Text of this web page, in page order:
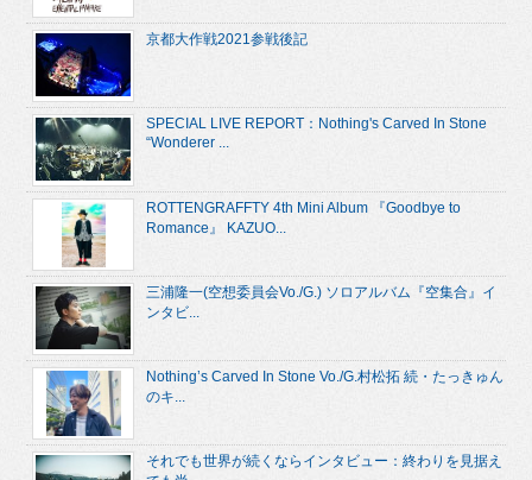
京都大作戦2021参戦後記
SPECIAL LIVE REPORT：Nothing's Carved In Stone
“Wonderer ...
ROTTENGRAFFTY 4th Mini Album 『Goodbye to
Romance』 KAZUO...
三浦隆一(空想委員会Vo./G.) ソロアルバム『空集合』イ
ンタビ...
Nothing’s Carved In Stone Vo./G.村松拓 続・たっきゅん
のキ...
それでも世界が続くならインタビュー：終わりを見据え